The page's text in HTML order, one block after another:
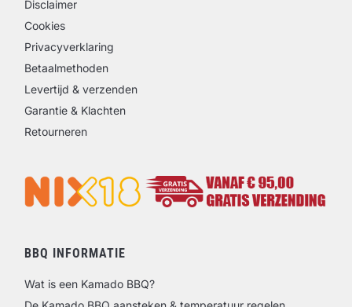
Disclaimer
Cookies
Privacyverklaring
Betaalmethoden
Levertijd & verzenden
Garantie & Klachten
Retourneren
BBQ INFORMATIE
Wat is een Kamado BBQ?